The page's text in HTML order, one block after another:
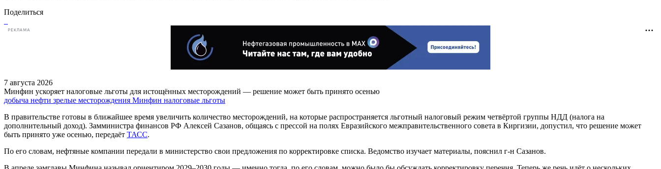
Поделиться
РЕКЛАМА
7 августа 2026
Минфин ускоряет налоговые льготы для истощённых месторождений — решение может быть принято осенью
добыча нефти зрелые месторождения Минфин налоговые льготы
В правительстве готовы в ближайшее время увеличить количество месторождений, на которые распространяется льготный налоговый режим четвёртой группы НДД (налога на
дополнительный доход). Замминистра финансов РФ Алексей Сазанов, общаясь с прессой на полях Евразийского межправительственного совета в Киргизии, допустил, что решение может
быть принято уже осенью, передаёт ТАСС.
По его словам, нефтяные компании передали в министерство свои предложения по корректировке списка. Ведомство изучает материалы, пояснил г-н Сазанов.